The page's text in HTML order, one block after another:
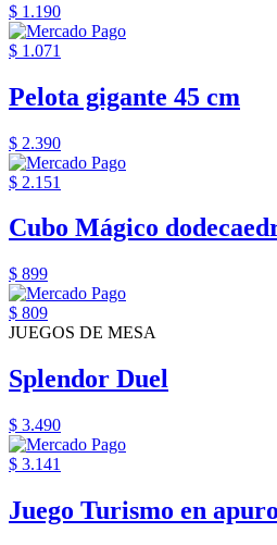
$ 1.190
$ 1.071
Pelota gigante 45 cm
$ 2.390
$ 2.151
Cubo Mágico
$ 899
$ 809
JUEGOS DE MESA
Splendor Duel
$ 3.490
$ 3.141
Juego Turismo en